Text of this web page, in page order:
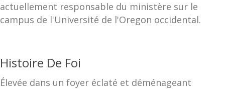
actuellement responsable du ministère sur le
campus de l'Université de l'Oregon occidental.
Histoire De Foi
Élevée dans un foyer éclaté et déménageant